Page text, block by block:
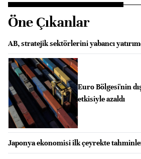
Öne Çıkanlar
AB, stratejik sektörlerini yabancı
Euro Bölgesi'nin
etkisiyle azaldı
Japonya ekonomisi ilk çeyrekte